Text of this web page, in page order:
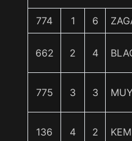
774 1 6
662 2 4
775 3 3
136 4 2